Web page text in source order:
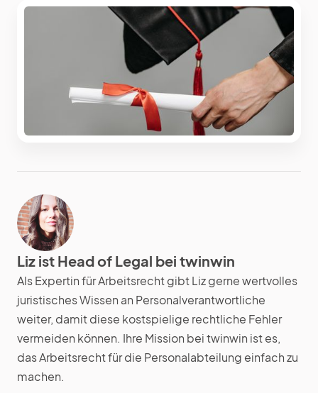
Liz ist Head of Legal bei twinwin
Als Expertin für Arbeitsrecht gibt Liz gerne wertvolles
juristisches Wissen an Personalverantwortliche
weiter, damit diese kostspielige rechtliche Fehler
vermeiden können. Ihre Mission bei twinwin ist es,
das Arbeitsrecht für die Personalabteilung einfach zu
machen.